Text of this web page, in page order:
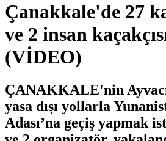
Çanakkale'de 27
ve 2 insan
(VİDEO)
ÇANAKKALE'nin
yasa dışı yollarla
Adası’na geçiş yapmak